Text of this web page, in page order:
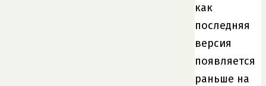
как
последняя
версия
появляется
раньше на